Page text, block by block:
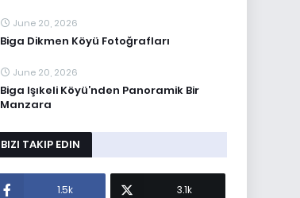
June 20, 2026
Biga Dikmen Köyü Fotoğrafları
June 20, 2026
Biga Işıkeli Köyü’nden Panoramik Bir
Manzara
BIZI TAKIP EDIN
1.5k 3.1k